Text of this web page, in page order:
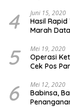
4 Juni 15, 2020
Hasil
Marah
5 Mei 19, 2020
Operasi
Cek Pos
6 Mei 12, 2020
Babinsa,